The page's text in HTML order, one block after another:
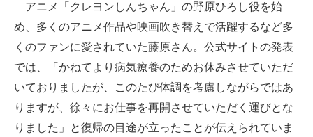
製造業のIT導入・活用を支援
モノづくり技術者専門サイト
エレクトロニクス専門サイト
電子設計の基本と応用
アニメ「クレヨンしんちゃん」の野原ひろし役を始
め、多くのアニメ作品や映画吹き替えで活躍するなど多
くのファンに愛されていた藤原さん。公式サイトの発表
では、「かねてより病気療養のためお休みさせていただ
いておりましたが、このたび体調を考慮しながらではあ
りますが、徐々にお仕事を再開させていただく運びとな
りました」と復帰の目途が立ったことが伝えられていま